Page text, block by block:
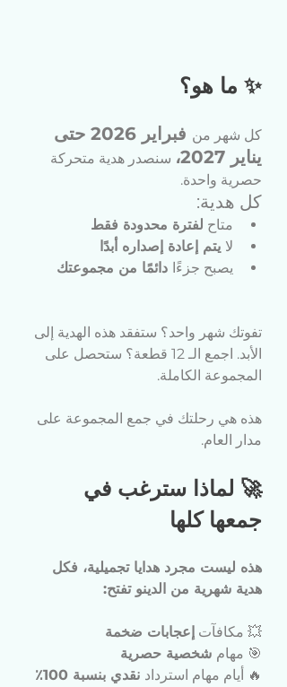
✨ ما هو؟
كل شهر من
فبراير 2026 حتى
يناير 2027،
سنصدر هدية متحركة
حصرية واحدة.
كل هدية:
متاح لفترة محدودة فقط
لا يتم إعادة إصداره أبدًا
يصبح جزءًا دائمًا من مجموعتك
تفوتك شهر واحد؟ ستفقد هذه الهدية إلى
الأبد. اجمع الـ 12 قطعة؟ ستحصل على
المجموعة الكاملة.
هذه هي رحلتك في جمع المجموعة على
مدار العام.
🚀 لماذا سترغب في
جمعها كلها
هذه ليست مجرد هدايا تجميلية، فكل
هدية شهرية من الدينو تفتح:
💥 مكافآت إعجابات ضخمة
🎯 مهام شخصية حصرية
🔥 أيام مهام استرداد نقدي بنسبة 100٪